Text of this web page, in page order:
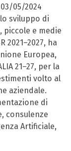
05/2024
sviluppo di
e medie
2021–2027, ha
Europea,
21–27, per la
volto al
aziendale.
di
consulenze
Artificiale,